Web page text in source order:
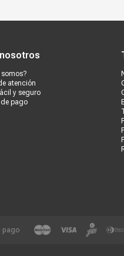
somos?
atención
y seguro
pago
pago